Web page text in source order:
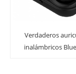
Verdaderos
inalámbricos